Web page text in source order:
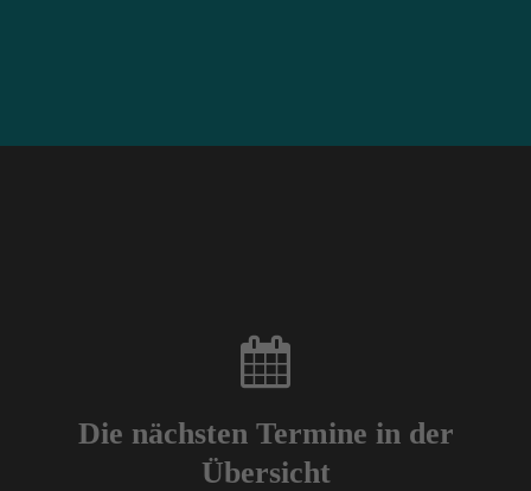
elit.
Die nächsten Termine in der
Übersicht